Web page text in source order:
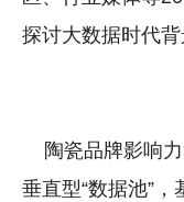
探讨大数据时代背
陶瓷品牌影响力
垂直型“数据池”